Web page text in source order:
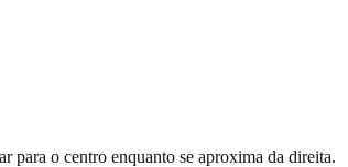
para o centro enquanto se aproxima da direita.